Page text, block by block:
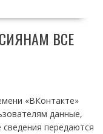
ВСЕ
«ВКонтакте»
данные,
передаются